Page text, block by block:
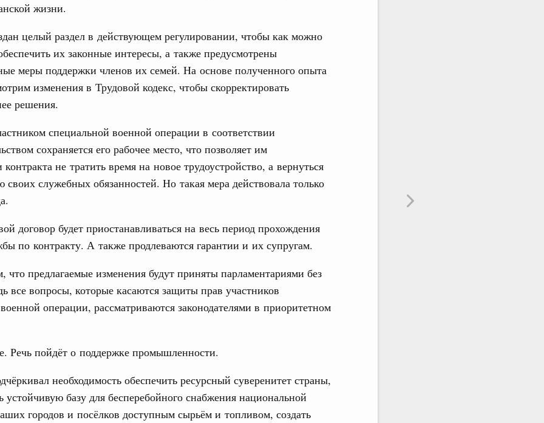
жизни.
целый раздел в действующем регулировании, чтобы как можно
их законные интересы, а также предусмотрены
меры поддержки членов их семей. На основе полученного опыта
изменения в Трудовой кодекс, чтобы скорректировать
решения.
специальной военной операции в соответствии
сохраняется его рабочее место, что позволяет им
не тратить время на новое трудоустройство, а вернуться
служебных обязанностей. Но такая мера действовала только
договор будет приостанавливаться на весь период прохождения
по контракту. А также продлеваются гарантии и их супругам.
что предлагаемые изменения будут приняты парламентариями без
все вопросы, которые касаются защиты прав участников
операции, рассматриваются законодателями в приоритетном
Речь пойдёт о поддержке промышленности.
необходимость обеспечить ресурсный суверенитет страны,
устойчивую базу для бесперебойного снабжения национальной
городов и посёлков доступным сырьём и топливом, создать
администрирования, развитие электронной торговли,
безопасности, цифровизация грузовых
встрече Президента Киргизии Садыра
заседания Евразийского
четверг
Правительственной комиссии по
объектов федерального значения
заказчика»
участков, ведущих к спортивным
«Инфраструктура для жизни»
и руководитель Росмолодёжи Григорий
проекта «Кольцо открытий»
совета в узком составе